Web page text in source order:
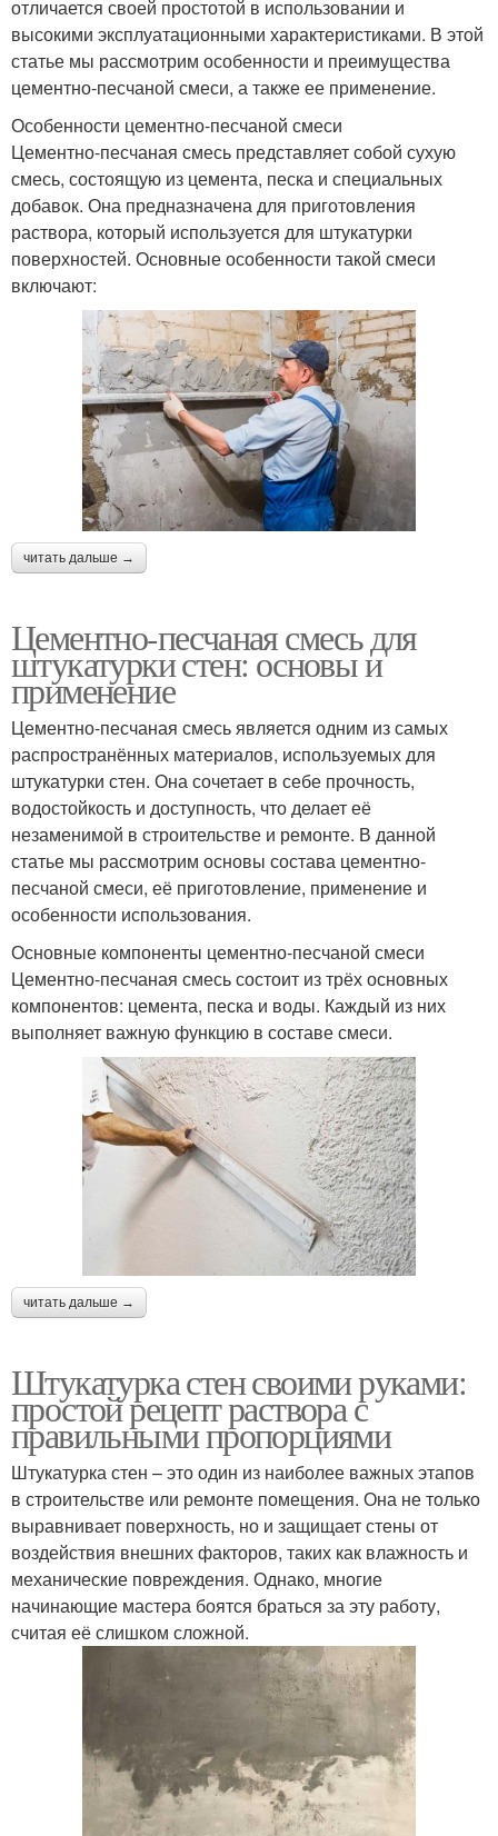
отличается своей простотой в использовании и
высокими эксплуатационными характеристиками. В этой
статье мы рассмотрим особенности и преимущества
цементно-песчаной смеси, а также ее применение.
Особенности цементно-песчаной смеси
Цементно-песчаная смесь представляет собой сухую
смесь, состоящую из цемента, песка и специальных
добавок. Она предназначена для приготовления
раствора, который используется для штукатурки
поверхностей. Основные особенности такой смеси
включают:
читать дальше →
Цементно-песчаная смесь для
штукатурки стен: основы и
применение
Цементно-песчаная смесь является одним из самых
распространённых материалов, используемых для
штукатурки стен. Она сочетает в себе прочность,
водостойкость и доступность, что делает её
незаменимой в строительстве и ремонте. В данной
статье мы рассмотрим основы состава цементно-
песчаной смеси, её приготовление, применение и
особенности использования.
Основные компоненты цементно-песчаной смеси
Цементно-песчаная смесь состоит из трёх основных
компонентов: цемента, песка и воды. Каждый из них
выполняет важную функцию в составе смеси.
читать дальше →
Штукатурка стен своими руками:
простой рецепт раствора с
правильными пропорциями
Штукатурка стен – это один из наиболее важных этапов
в строительстве или ремонте помещения. Она не только
выравнивает поверхность, но и защищает стены от
воздействия внешних факторов, таких как влажность и
механические повреждения. Однако, многие
начинающие мастера боятся браться за эту работу,
считая её слишком сложной.